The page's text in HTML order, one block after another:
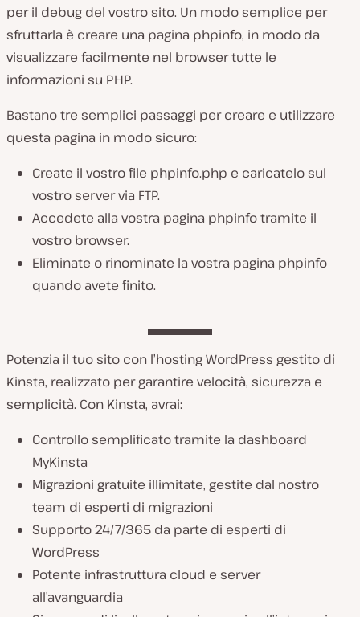
per il debug del vostro sito. Un modo semplice per
sfruttarla è creare una pagina phpinfo, in modo da
visualizzare facilmente nel browser tutte le
informazioni su PHP.
Bastano tre semplici passaggi per creare e utilizzare
questa pagina in modo sicuro:
Create il vostro file phpinfo.php e caricatelo sul
vostro server via FTP.
Accedete alla vostra pagina phpinfo tramite il
vostro browser.
Eliminate o rinominate la vostra pagina phpinfo
quando avete finito.
Potenzia il tuo sito con l’hosting WordPress gestito di
Kinsta, realizzato per garantire velocità, sicurezza e
semplicità. Con Kinsta, avrai:
Controllo semplificato tramite la dashboard
MyKinsta
Migrazioni gratuite illimitate, gestite dal nostro
team di esperti di migrazioni
Supporto 24/7/365 da parte di esperti di
WordPress
Potente infrastruttura cloud e server
all’avanguardia